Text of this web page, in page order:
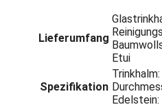
Lieferumfang
Etui
Spezifikation